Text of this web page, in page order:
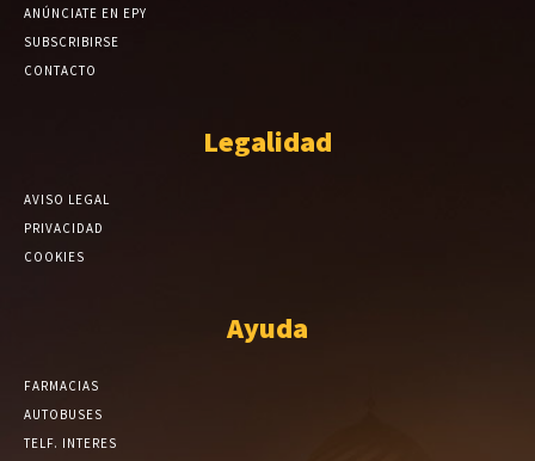
ANÚNCIATE EN EPY
SUBSCRIBIRSE
CONTACTO
Legalidad
AVISO LEGAL
PRIVACIDAD
COOKIES
Ayuda
FARMACIAS
AUTOBUSES
TELF. INTERES